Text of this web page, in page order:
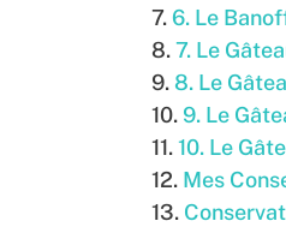
6. Le
7. Le
8. Le
9. Le
10. Le
Mes